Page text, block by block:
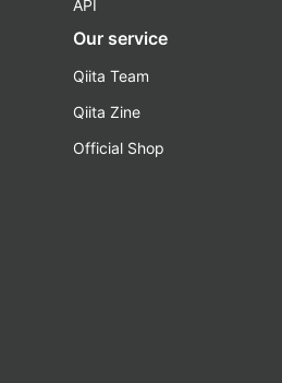
API
Our service
Qiita Team
Qiita Zine
Official Shop